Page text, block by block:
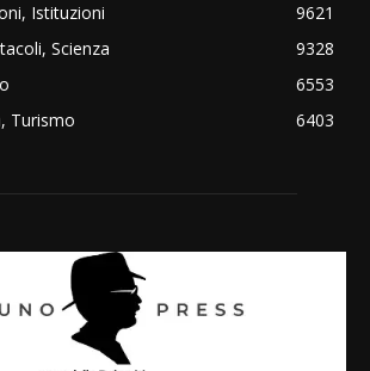
Istituzioni
9621
Scienza
9328
6553
Turismo
6403